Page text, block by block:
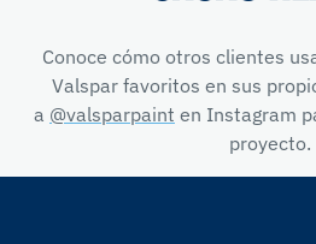
Conoce cómo otros clientes
Valspar favoritos en sus
a @valsparpaint en Instagram
proyecto.